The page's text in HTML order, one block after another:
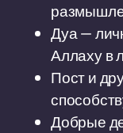
Дуа —
Аллаху в
Пост и
Добрые